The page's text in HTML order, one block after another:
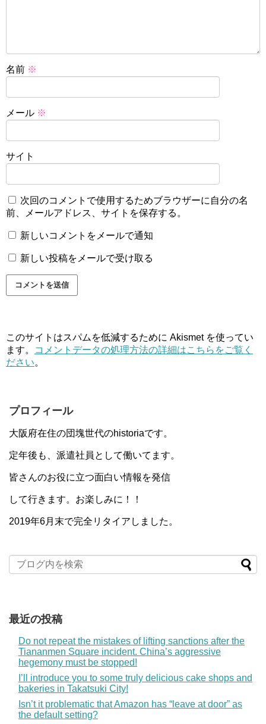
名前 ※
メール ※
サイト
次回のコメントで使用するためブラウザーに自分の名
前、メールアドレス、サイトを保存する。
新しいコメントをメールで通知
新しい投稿をメールで受け取る
このサイトはスパムを低減するために Akismet を使ってい
ます。
コメントデータの処理方法の詳細はこちらをご覧く
ださい。
プロフィール
大阪府在住の団塊世代のhistoriaです。
定年後も、派遣社員として働いてます。
皆さんのお役に立つ面白い情報を発信
して行きます。お楽しみに！！
2019年6月末で完全リタイアしました。
最近の投稿
Do not repeat the mistakes of lifting sanctions after the
Tiananmen Square incident. China’s aggressive
hegemony must be stopped!
I’ll introduce you to some truly delicious cake shops and
bakeries in Takatsuki City!
Isn’t it problematic that Amazon has “leave at door” as
the default setting?